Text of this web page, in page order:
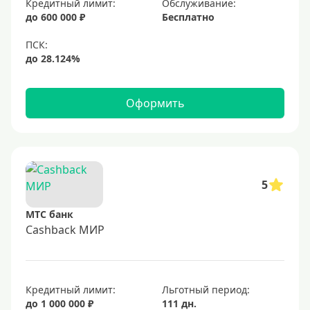
Золотые
Черные
Виртуальные
С бонусами
С кэшбэком на АЗС
С милями
Цель
Для путешествий
Кредитный лимит:
до 600 000 ₽
Обслуживание:
Бесплатно
Оформить
5
МТС банк
Cashback МИР
Кредитный лимит:
до 1 000 000 ₽
Льготный период:
111 дн.